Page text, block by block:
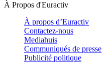
À Propos d'Euractiv
À propos d’Euractiv
Contactez-nous
Mediahuis
Communiqués de presse
Publicité politique